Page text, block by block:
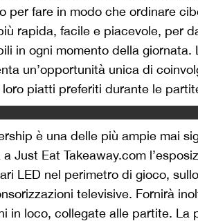
per fare in modo che ordinare
rapida, facile e piacevole, per
in ogni momento della giornata.
un’opportunità unica di
piatti preferiti durante le
è una delle più ampie mai
a Just Eat Takeaway.com
LED nel perimetro di gioco,
televisive. Fornirà
in loco, collegate alle partite. La